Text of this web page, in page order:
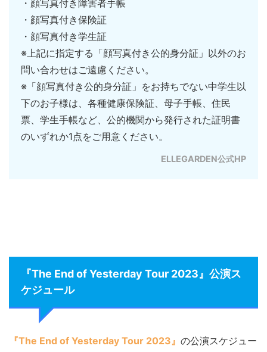
・顔写真付き障害者手帳
・顔写真付き保険証
・顔写真付き学生証
※上記に指定する「顔写真付き公的身分証」以外のお
問い合わせはご遠慮ください。
※「顔写真付き公的身分証」をお持ちでない中学生以
下のお子様は、各種健康保険証、母子手帳、住民
票、学生手帳など、公的機関から発行された証明書
のいずれか1点をご用意ください。
ELLEGARDEN公式HP
『The End of Yesterday Tour 2023』公演ス
ケジュール
『The End of Yesterday Tour 2023』 の公演スケジュー